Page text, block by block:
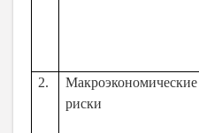
2.
Макроэкономические
риски